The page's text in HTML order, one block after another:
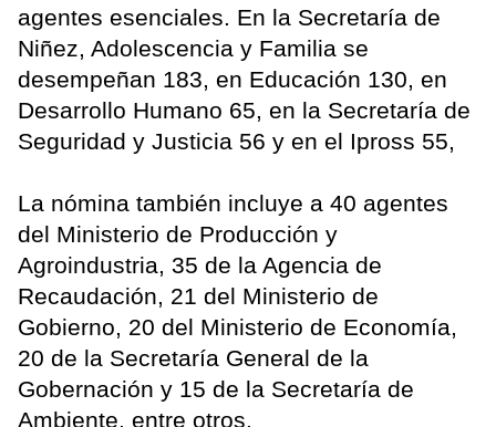
agentes esenciales. En la Secretaría de
Niñez, Adolescencia y Familia se
desempeñan 183, en Educación 130, en
Desarrollo Humano 65, en la Secretaría de
Seguridad y Justicia 56 y en el Ipross 55,
La nómina también incluye a 40 agentes
del Ministerio de Producción y
Agroindustria, 35 de la Agencia de
Recaudación, 21 del Ministerio de
Gobierno, 20 del Ministerio de Economía,
20 de la Secretaría General de la
Gobernación y 15 de la Secretaría de
Ambiente, entre otros.